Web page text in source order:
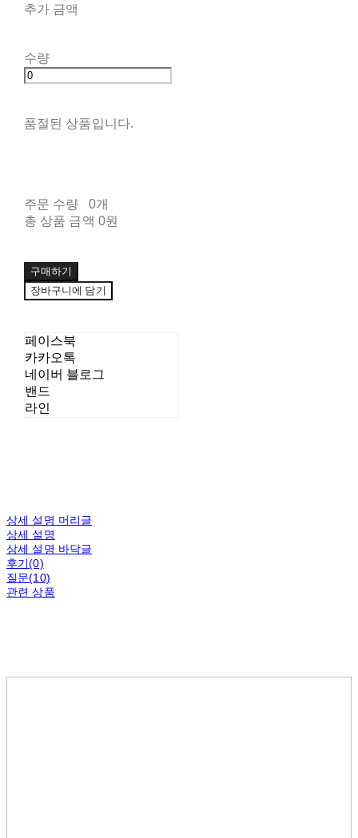
추가 금액
수량
품절된 상품입니다.
주문 수량
0개
총 상품 금액 0원
구매하기
장바구니에 담기
페이스북
카카오톡
네이버 블로그
밴드
라인
상세 설명 머리글
상세 설명
상세 설명 바닥글
후기(0)
질문(10)
관련 상품